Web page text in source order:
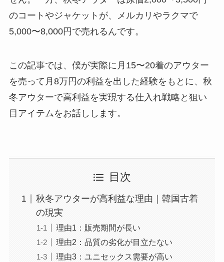
のコートやジャケットが、メルカリやラクマで
5,000〜8,000円で売れるんです。
この記事では、僕が実際に月15〜20着のアウター
を売って月8万円の利益を出した経験をもとに、秋
冬アウターで高利益を実現する仕入れ戦略と狙い
目アイテムをお話しします。
目次
秋冬アウターが高利益な理由｜韓国古着
の現実
理由1：販売期間が長い
理由2：品質の劣化が目立たない
理由3：ユニセックス需要が高い